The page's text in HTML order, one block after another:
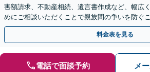
害額請求、不動産相続、遺言書作成など、幅広
めにご相談いただくことで親族間の争いを防ぐ
とりで悩まず、まずは弁護士にご相談ください
料金表を見る
電話で面談予約 メ